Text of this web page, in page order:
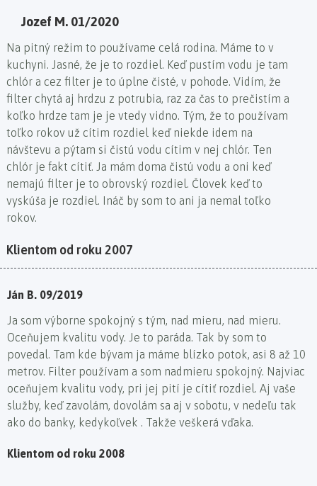
Jozef M. 01/2020
Na pitný režim to používame celá rodina. Máme to v
kuchyni. Jasné, že je to rozdiel. Keď pustím vodu je tam
chlór a cez filter je to úplne čisté, v pohode. Vidím, že
filter chytá aj hrdzu z potrubia, raz za čas to prečistím a
koľko hrdze tam je je vtedy vidno. Tým, že to používam
toľko rokov už cítim rozdiel keď niekde idem na
návštevu a pýtam si čistú vodu cítim v nej chlór. Ten
chlór je fakt cítiť. Ja mám doma čistú vodu a oni keď
nemajú filter je to obrovský rozdiel. Človek keď to
vyskúša je rozdiel. Ináč by som to ani ja nemal toľko
rokov.
Klientom od roku 2007
Ján B. 09/2019
Ja som výborne spokojný s tým, nad mieru, nad mieru.
Oceňujem kvalitu vody. Je to paráda. Tak by som to
povedal. Tam kde bývam ja máme blízko potok, asi 8 až 10
metrov. Filter používam a som nadmieru spokojný. Najviac
oceňujem kvalitu vody, pri jej pití je cítiť rozdiel. Aj vaše
služby, keď zavolám, dovolám sa aj v sobotu, v nedeľu tak
ako do banky, kedykoľvek . Takže veškerá vďaka.
Klientom od roku 2008